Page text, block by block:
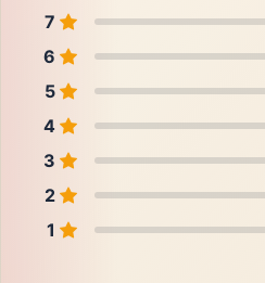
7
6
5
4
3
2
1